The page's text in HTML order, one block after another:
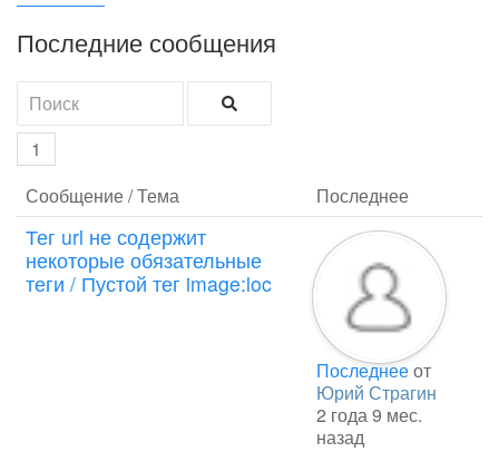
Последние сообщения
1
Сообщение / Тема
Последнее
Тег url не содержит
некоторые обязательные
теги / Пустой тег image:loc
Последнееот
Юрий Страгин
2 года 9 мес.
назад